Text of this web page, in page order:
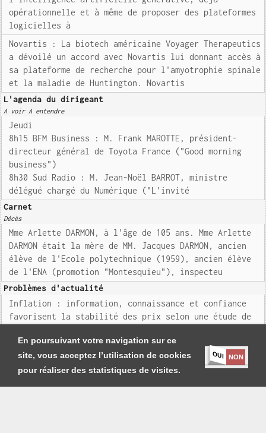
En poursuivant votre navigation sur ce
site, vous acceptez l’utilisation de cookies
pour réaliser des statistiques de visites.
OUI NON
opérationnelle et à même de proposer des plateformes
logicielles à
Novartis : La biotech américaine Voyager Therapeutics
a dévoilé un accord avec Novartis lui donnant accès à
sa plateforme de recherche pour l'amyotrophie spinale
et la maladie de Huntington. Novartis
L'agenda du dirigeant
A voir A entendre
Jeudi
8h15 BFM Business : M. Frank MAROTTE, président-
directeur général de Toyota France ("Good morning
business")
8h30 Sud Radio : M. Jean-Noël BARROT, ministre
délégué chargé du Numérique ("L'invité
Carnet
Décès
Mme Arlette DARMON, à l'âge de 105 ans. Mme Arlette
DARMON était la mère de MM. Jacques DARMON, ancien
élève de l'Ecole polytechnique (1959), ancien élève
de l'ENA (promotion "Montesquieu"), inspecteu
Problèmes d'actualité
Inflation : information, connaissance et confiance
favorisent la stabilité des prix selon une étude de